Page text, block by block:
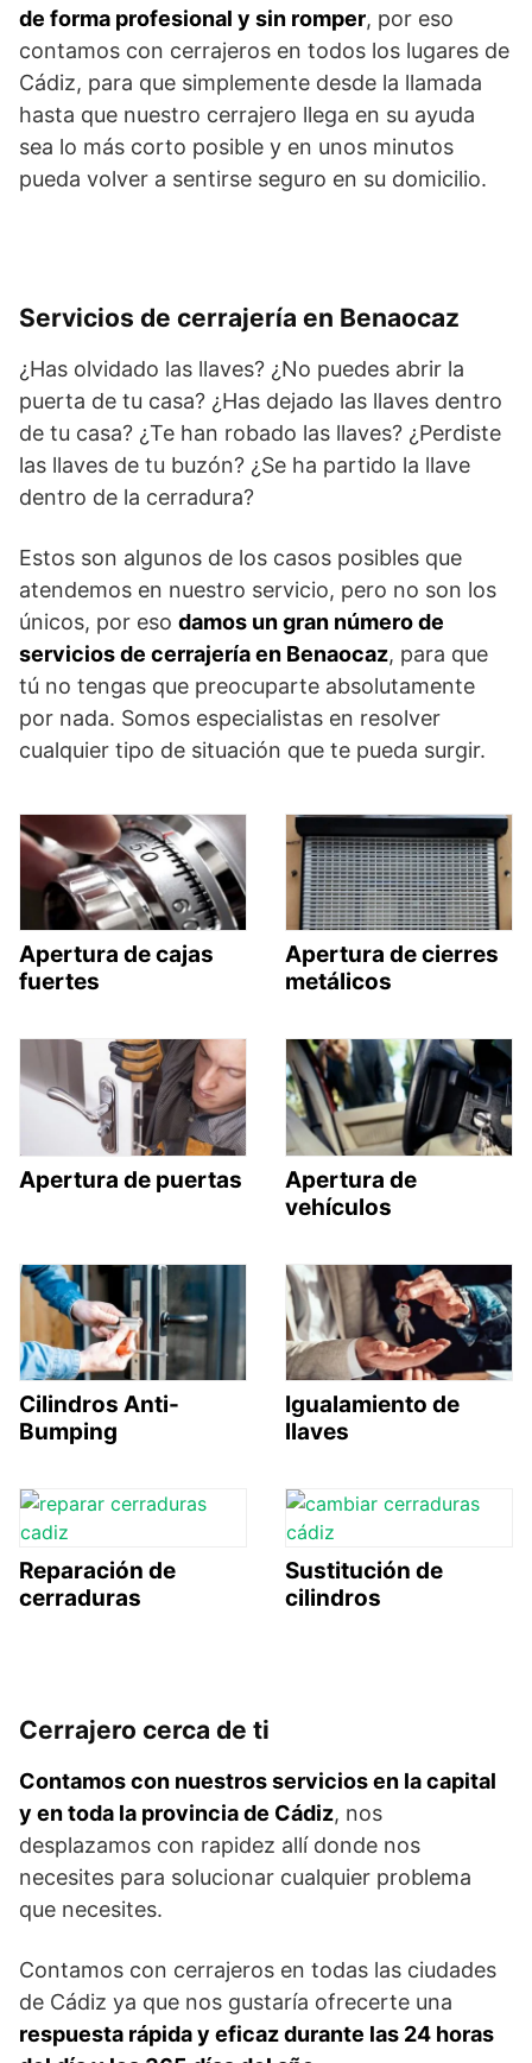
de forma profesional y sin romper, por eso
contamos con cerrajeros en todos los lugares de
Cádiz, para que simplemente desde la llamada
hasta que nuestro cerrajero llega en su ayuda
sea lo más corto posible y en unos minutos
pueda volver a sentirse seguro en su domicilio.
Servicios de cerrajería en Benaocaz
¿Has olvidado las llaves? ¿No puedes abrir la
puerta de tu casa? ¿Has dejado las llaves dentro
de tu casa? ¿Te han robado las llaves? ¿Perdiste
las llaves de tu buzón? ¿Se ha partido la llave
dentro de la cerradura?
Estos son algunos de los casos posibles que
atendemos en nuestro servicio, pero no son los
únicos, por eso damos un gran número de
servicios de cerrajería en Benaocaz, para que
tú no tengas que preocuparte absolutamente
por nada. Somos especialistas en resolver
cualquier tipo de situación que te pueda surgir.
Apertura de cajas
fuertes
Apertura de cierres
metálicos
Apertura de puertas
Apertura de
vehículos
Cilindros Anti-
Bumping
Igualamiento de
llaves
Reparación de
cerraduras
Sustitución de
cilindros
Cerrajero cerca de ti
Contamos con nuestros servicios en la capital
y en toda la provincia de Cádiz, nos
desplazamos con rapidez allí donde nos
necesites para solucionar cualquier problema
que necesites.
Contamos con cerrajeros en todas las ciudades
de Cádiz ya que nos gustaría ofrecerte una
respuesta rápida y eficaz durante las 24 horas